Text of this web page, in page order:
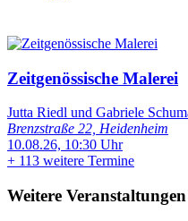
Zeitgenössische Malerei
Jutta Riedl und Gabriele
Brenzstraße 22, Heidenheim
10.08.26, 10:30 Uhr
+ 113 weitere Termine
Weitere